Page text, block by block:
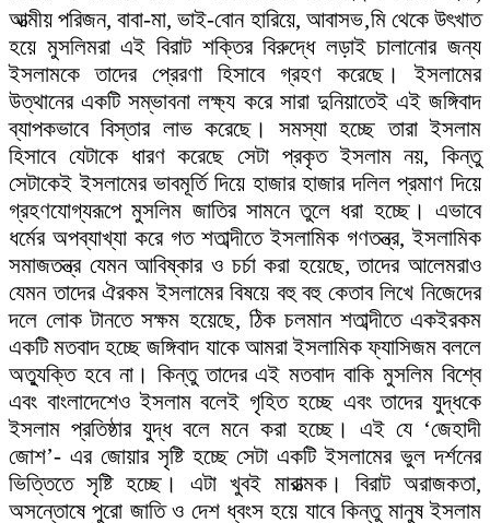
আত্মীয় পরিজন, বাবা-মা, ভাই-বোন হারিয়ে, আবাসভ‚মি থেকে উৎখাত
হয়ে মুসলিমরা এই বিরাট শক্তির বিরুদ্ধে লড়াই চালানোর জন্য
ইসলামকে তাদের প্রেরণা হিসাবে গ্রহণ করেছে। ইসলামের
উত্থানের একটি সম্ভাবনা লক্ষ্য করে সারা দুনিয়াতেই এই জঙ্গিবাদ
ব্যাপকভাবে বিস্তার লাভ করেছে। সমস্যা হচ্ছে তারা ইসলাম
হিসাবে যেটাকে ধারণ করেছে সেটা প্রকৃত ইসলাম নয়, কিন্তু
সেটাকেই ইসলামের ভাবমূর্তি দিয়ে হাজার হাজার দলিল প্রমাণ দিয়ে
গ্রহণযোগ্যরূপে মুসলিম জাতির সামনে তুলে ধরা হচ্ছে। এভাবে
ধর্মের অপব্যাখ্যা করে গত শতাব্দীতে ইসলামিক গণতন্ত্র, ইসলামিক
সমাজতন্ত্র যেমন আবিষ্কার ও চর্চা করা হয়েছে, তাদের আলেমরাও
যেমন তাদের ঐরকম ইসলামের বিষয়ে বহু বহু কেতাব লিখে নিজেদের
দলে লোক টানতে সক্ষম হয়েছে, ঠিক চলমান শতাব্দীতে একইরকম
একটি মতবাদ হচ্ছে জঙ্গিবাদ যাকে আমরা ইসলামিক ফ্যাসিজম বললে
অত্যুক্তি হবে না। কিন্তু তাদের এই মতবাদ বাকি মুসলিম বিশ্বে
এবং বাংলাদেশেও ইসলাম বলেই গৃহিত হচ্ছে এবং তাদের যুদ্ধকে
ইসলাম প্রতিষ্ঠার যুদ্ধ বলে মনে করা হচ্ছে। এই যে ‘জেহাদী
জোশ’- এর জোয়ার সৃষ্টি হচ্ছে সেটা একটি ইসলামের ভুল দর্শনের
ভিত্তিতে সৃষ্টি হচ্ছে। এটা খুবই মারাত্মক। বিরাট অরাজকতা,
অসন্তোষে পুরো জাতি ও দেশ ধ্বংস হয়ে যাবে কিন্তু মানুষ ইসলাম